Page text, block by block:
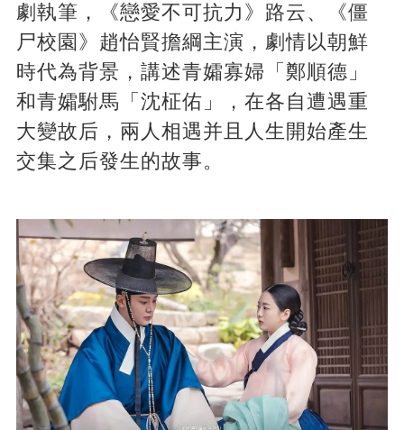
劇執筆，《戀愛不可抗力》路云、《僵
尸校園》趙怡賢擔綱主演，劇情以朝鮮
時代為背景，講述青孀寡婦「鄭順德」
和青孀駙馬「沈柾佑」，在各自遭遇重
大變故后，兩人相遇并且人生開始產生
交集之后發生的故事。